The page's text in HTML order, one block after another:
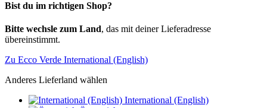
Bist du im richtigen Shop?
Bitte wechsle zum Land, das mit deiner Lieferadresse
übereinstimmt.
Zu Ecco Verde International (English)
Anderes Lieferland wählen
International (English)